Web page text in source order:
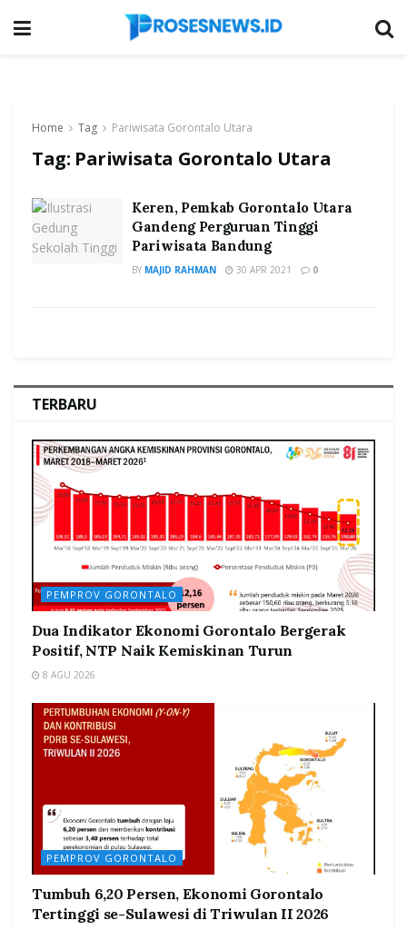
Home Tag Pariwisata Gorontalo Utara
Tag: Pariwisata Gorontalo Utara
Keren, Pemkab Gorontalo Utara
Gandeng Perguruan Tinggi
Pariwisata Bandung
BY MAJID RAHMAN 30 APR 2021 0
TERBARU
PEMPROV GORONTALO
Dua Indikator Ekonomi Gorontalo Bergerak
Positif, NTP Naik Kemiskinan Turun
8 AGU 2026
PEMPROV GORONTALO
Tumbuh 6,20 Persen, Ekonomi Gorontalo
Tertinggi se-Sulawesi di Triwulan II 2026